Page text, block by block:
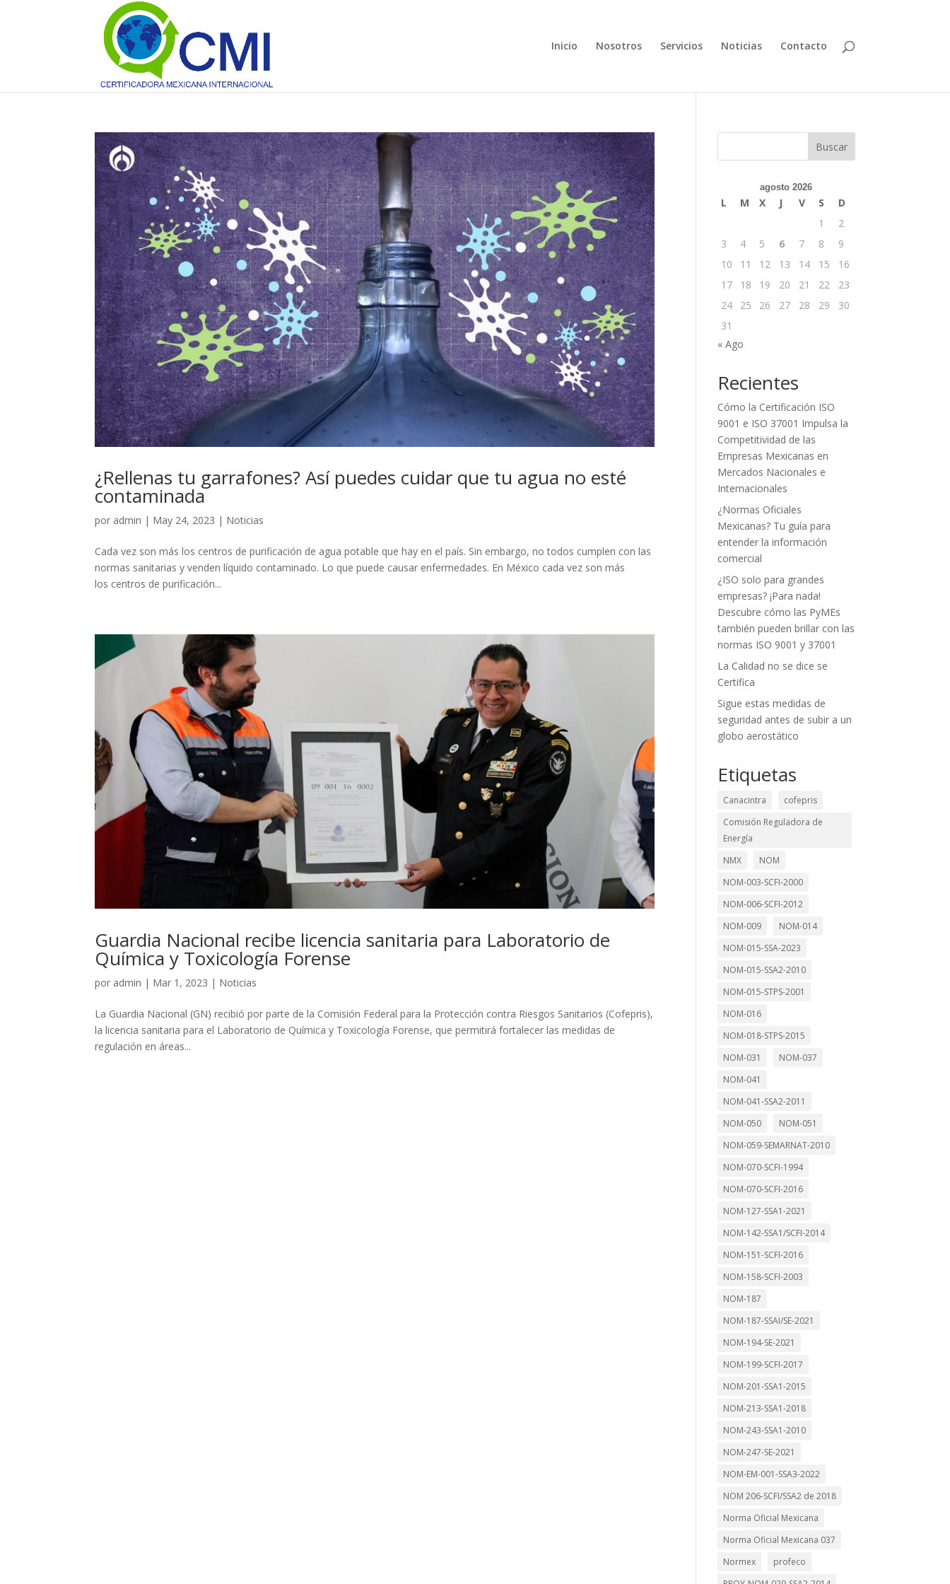
Inicio Nosotros Servicios Noticias Contacto
¿Rellenas tu garrafones? Así puedes cuidar que tu agua no esté
contaminada
por admin | May 24, 2023 | Noticias
Cada vez son más los centros de purificación de agua potable que hay en el país. Sin embargo, no todos cumplen con las
normas sanitarias y venden líquido contaminado. Lo que puede causar enfermedades. En México cada vez son más
los centros de purificación...
Guardia Nacional recibe licencia sanitaria para Laboratorio de
Química y Toxicología Forense
por admin | Mar 1, 2023 | Noticias
La Guardia Nacional (GN) recibió por parte de la Comisión Federal para la Protección contra Riesgos Sanitarios (Cofepris),
la licencia sanitaria para el Laboratorio de Química y Toxicología Forense, que permitirá fortalecer las medidas de
regulación en áreas...
Buscar
agosto 2026
L M X J V S
D
1
2
3
4 5 6 7 8
9
10
11 12 13 14 15
16
17
18 19 20 21 22
23
24
25 26 27 28 29
30
31
« Ago
Recientes
Cómo la Certificación ISO
9001 e ISO 37001 Impulsa la
Competitividad de las
Empresas Mexicanas en
Mercados Nacionales e
Internacionales
¿Normas Oficiales
Mexicanas? Tu guía para
entender la información
comercial
¿ISO solo para grandes
empresas? ¡Para nada!
Descubre cómo las PyMEs
también pueden brillar con las
normas ISO 9001 y 37001
La Calidad no se dice se
Certifica
Sigue estas medidas de
seguridad antes de subir a un
globo aerostático
Etiquetas
Canacintra
cofepris
Comisión Reguladora de
Energía
NMX
NOM
NOM-003-SCFI-2000
NOM-006-SCFI-2012
NOM-009
NOM-014
NOM-015-SSA-2023
NOM-015-SSA2-2010
NOM-015-STPS-2001
NOM-016
NOM-018-STPS-2015
NOM-031
NOM-037
NOM-041
NOM-041-SSA2-2011
NOM-050
NOM-051
NOM-059-SEMARNAT-2010
NOM-070-SCFI-1994
NOM-070-SCFI-2016
NOM-127-SSA1-2021
NOM-142-SSA1/SCFI-2014
NOM-151-SCFI-2016
NOM-158-SCFI-2003
NOM-187
NOM-187-SSAI/SE-2021
NOM-194-SE-2021
NOM-199-SCFI-2017
NOM-201-SSA1-2015
NOM-213-SSA1-2018
NOM-243-SSA1-2010
NOM-247-SE-2021
NOM-EM-001-SSA3-2022
NOM 206-SCFI/SSA2 de 2018
Norma Oficial Mexicana
Norma Oficial Mexicana 037
Normex
profeco